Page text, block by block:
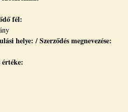
fél:
helye: / Szerződés megnevezése:
értéke: